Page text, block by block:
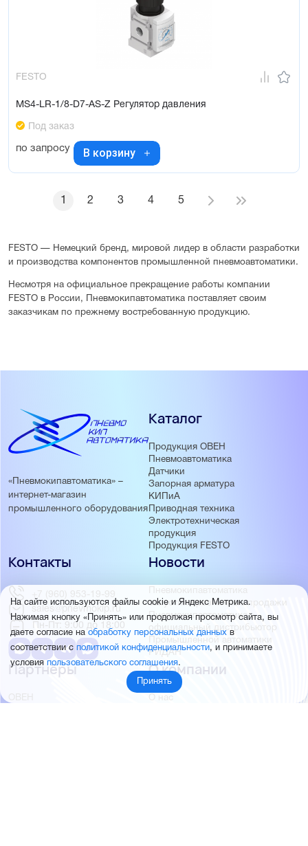
FESTO
MS4-LR-1/8-D7-AS-Z Регулятор давления
Под заказ
по запросу В корзину
1 2 3 4 5
FESTO — Немецкий бренд, мировой лидер в области разработки
и производства компонентов промышленной пневмоавтоматики.
Несмотря на официальное прекращение работы компании
FESTO в России, Пневмокипавтоматика поставляет своим
заказчикам по прежнему востребованную продукцию.
«Пневмокипавтоматика» –
интернет-магазин
промышленного оборудования
Каталог
Продукция ОВЕН
Пневмоавтоматика
Датчики
Запорная арматура
КИПиА
Приводная техника
Электротехническая
продукция
Продукция FESTO
Новости
Пневмокипавтоматика
запустила розничные продажи
Пневмокипавтоматика –
официальный дистрибьютор
Промышленной автоматики
РИДАН
Партнёры
ОВЕН
О компании
О нас
Контакты
+7 (960) 953-19-99
sales@pnevmokip.ru
Пн-Пт: 9:00 до 18:00
На сайте используются файлы cookie и Яндекс Метрика.
Нажимая кнопку «Принять» или продолжая просмотр сайта, вы
даете согласие наобработку персональных данных в
соответствии с политикой конфиденциальности, и принимаете
условия пользовательского соглашения.
Принять